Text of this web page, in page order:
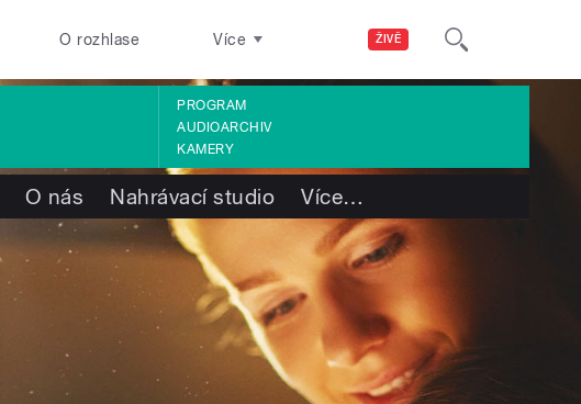
ŽIVĚ
O rozhlase Více
PROGRAM
AUDIOARCHIV
KAMERY
O nás Nahrávací studio Více…